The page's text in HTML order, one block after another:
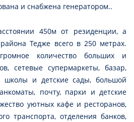
и снабжена генератором..
450м от резиденции, а
Тедже всего в 250 метрах.
количество больших и
сетевые супермаркеты, базар,
школы и детские сады, большой
почту, парки и детские
уютных кафе и ресторанов,
транспорта, отделения банков,